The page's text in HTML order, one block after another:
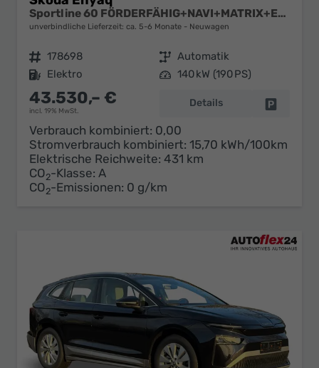
Sportline 60 FÖRDERFÄHIG+NAVI+MATRIX+EL. HECKKL.+ACC+KAMERA+20" ALU
unverbindliche Lieferzeit: ca. 5-6 Monate Neuwagen
Fahrzeugnr. 178698 Getriebe Automatik
Kraftstoff Elektro Leistung 140 kW (190 PS)
43.530,– €
incl. 19% MwSt.
Details
Verbrauch kombiniert: 0,00
Stromverbrauch kombiniert: 15,70 kWh/100km
Elektrische Reichweite: 431 km
CO2-Klasse: A
CO2-Emissionen: 0 g/km